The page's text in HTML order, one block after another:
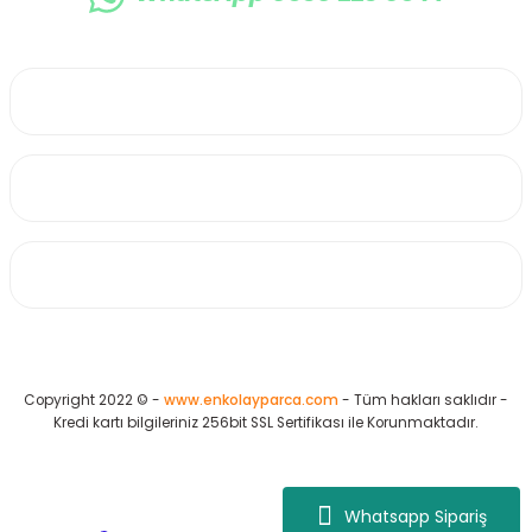
Whatsapp Sipariş
Copyright 2022 © - www.enkolayparca.com - Tüm hakları saklıdır -
Kredi kartı bilgileriniz 256bit SSL Sertifikası ile Korunmaktadır.